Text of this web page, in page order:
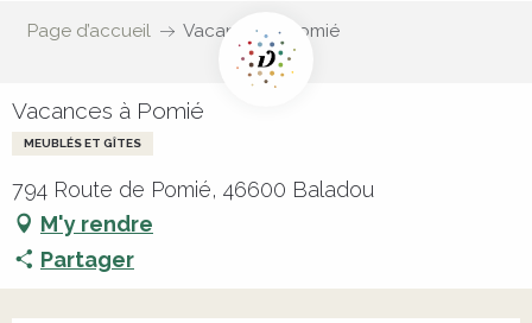
Page d’accueil Vacances à Pomié
Vacances à Pomié
MEUBLÉS ET GÎTES
794 Route de Pomié, 46600 Baladou
M'y rendre
Partager